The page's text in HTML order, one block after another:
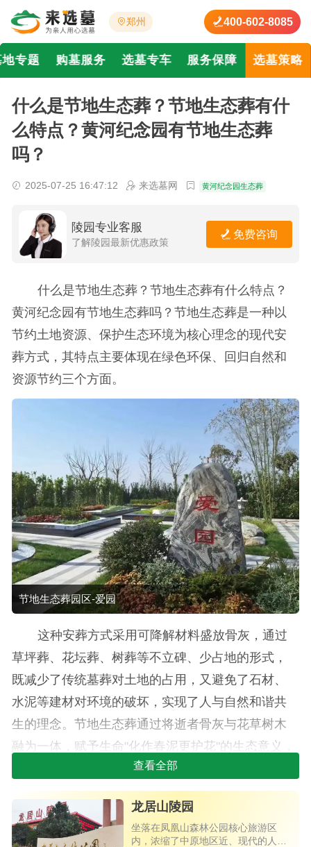
郑州 400-602-8085
地专题 购墓服务 选墓专车 服务保障 选墓策略
什么是节地生态葬？节地生态葬有什
么特点？黄河纪念园有节地生态葬
吗？
2025-07-25 16:47:12 来选墓网 黄河纪念园生态葬
陵园专业客服
了解陵园最新优惠政策
免费咨询
什么是节地生态葬？节地生态葬有什么特点？
黄河纪念园有节地生态葬吗？节地生态葬是一种以
节约土地资源、保护生态环境为核心理念的现代安
葬方式，其特点主要体现在绿色环保、回归自然和
资源节约三个方面。
节地生态葬园区-爱园
这种安葬方式采用可降解材料盛放骨灰，通过
草坪葬、花坛葬、树葬等不立碑、少占地的形式，
既减少了传统墓葬对土地的占用，又避免了石材、
水泥等建材对环境的破坏，实现了人与自然和谐共
生的理念。节地生态葬通过将逝者骨灰与花草树木
融为一体，赋予生命"化作春泥更护花"的生态意义，
既满足了人们"入土为安"的传统观念，又体现了当代
社会可持续发展的要求。
查看全部
龙居山陵园
坐落在凤凰山森林公园核心旅游区
内，浓缩了中原地区近、现代的人文